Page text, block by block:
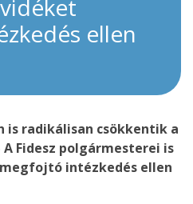
ellen
is radikálisan csökkentik a
Fidesz polgármesterei is
intézkedés ellen